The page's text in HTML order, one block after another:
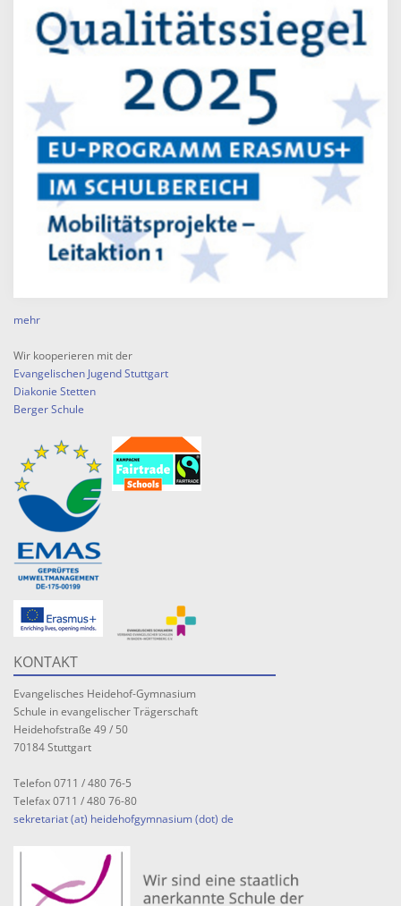
mehr
Wir kooperieren mit der
Evangelischen Jugend Stuttgart
Diakonie Stetten
Berger Schule
KONTAKT
Evangelisches Heidehof-Gymnasium
Schule in evangelischer Trägerschaft
Heidehofstraße 49 / 50
70184 Stuttgart
Telefon 0711 / 480 76-5
Telefax 0711 / 480 76-80
sekretariat (at) heidehofgymnasium (dot) de